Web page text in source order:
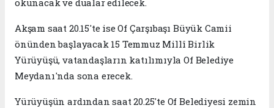
Akşam saat 20.15'te ise Of Çarşıbaşı Büyük Camii
önünden başlayacak 15 Temmuz Millî Birlik
Yürüyüşü, vatandaşların katılımıyla Of Belediye
Meydanı'nda sona erecek.
Yürüyüşün ardından saat 20.25'te Of Belediyesi zemin